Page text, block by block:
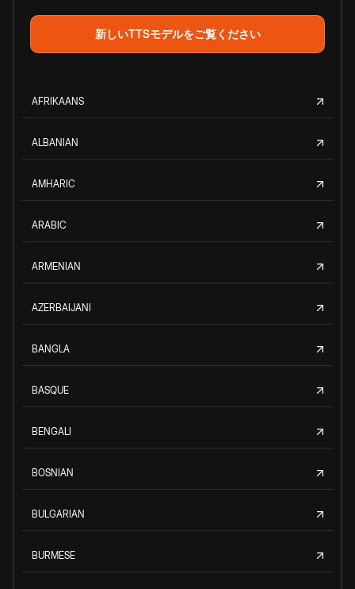
新しいTTSモデルをご覧ください
AFRIKAANS
ALBANIAN
AMHARIC
ARABIC
ARMENIAN
AZERBAIJANI
BANGLA
BASQUE
BENGALI
BOSNIAN
BULGARIAN
BURMESE